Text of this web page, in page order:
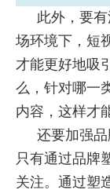
此外，要
场环境下，短
才能更好地吸
么，针对哪一
内容，这样才
还要加强
只有通过品牌
关注。通过塑